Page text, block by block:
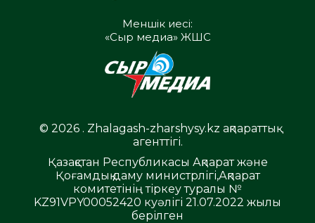
Меншік иесі:
«Сыр медиа» ЖШС
© 2026 . Zhalagash-zharshysy.kz ақпараттық
агенттігі.
Қазақстан Республикасы Ақпарат және
Қоғамдық даму министрлігі,Ақпарат
комитетінің тіркеу туралы №
KZ91VPY00052420 куәлігі 21.07.2022 жылы
берілген